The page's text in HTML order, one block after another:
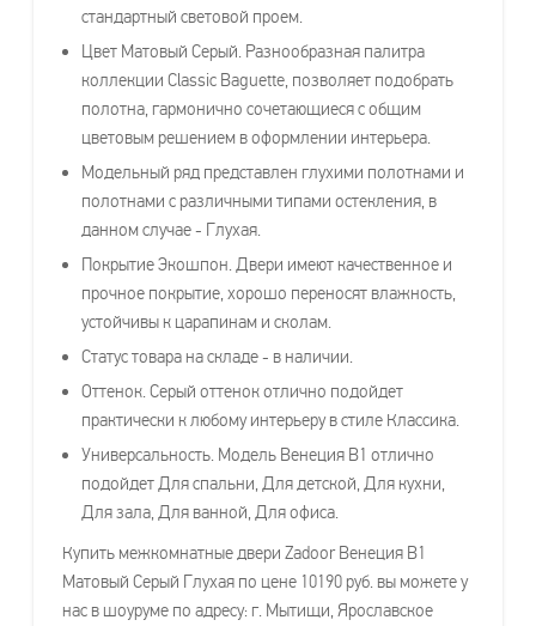
стандартный световой проем.
Цвет Матовый Серый. Разнообразная палитра
коллекции Classic Baguette, позволяет подобрать
полотна, гармонично сочетающиеся с общим
цветовым решением в оформлении интерьера.
Модельный ряд представлен глухими полотнами и
полотнами с различными типами остекления, в
данном случае - Глухая.
Покрытие Экошпон. Двери имеют качественное и
прочное покрытие, хорошо переносят влажность,
устойчивы к царапинам и сколам.
Статус товара на складе - в наличии.
Оттенок. Серый оттенок отлично подойдет
практически к любому интерьеру в стиле Классика.
Универсальность. Модель Венеция В1 отлично
подойдет Для спальни, Для детской, Для кухни,
Для зала, Для ванной, Для офиса.
Купить межкомнатные двери Zadoor Венеция В1
Матовый Серый Глухая по цене 10190 руб. вы можете у
нас в шоуруме по адресу: г. Мытищи, Ярославское